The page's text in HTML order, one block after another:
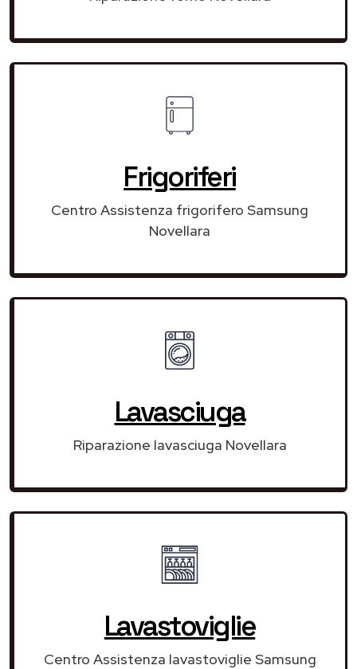
Frigoriferi
Centro Assistenza frigorifero Samsung
Novellara
Lavasciuga
Riparazione lavasciuga Novellara
Lavastoviglie
Centro Assistenza lavastoviglie Samsung